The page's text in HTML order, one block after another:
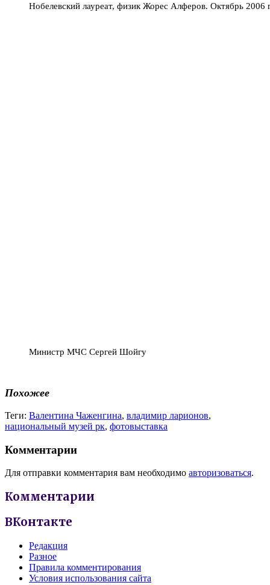
Нобелевский лауреат, физик Жорес Алферов. Октябрь 2006
Министр МЧС Сергей Шойгу
Похожее
Теги: Валентина Чаженгина, владимир ларионов,
национальный музей рк, фотовыставка
Комментарии
Для отправки комментария вам необходимо авторизоваться.
Комментарии
ВКонтакте
Редакция
Разное
Правила комментирования
Условия использования сайта